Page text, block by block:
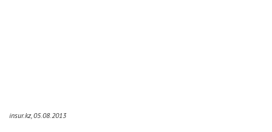
insur.kz, 05.08.2013